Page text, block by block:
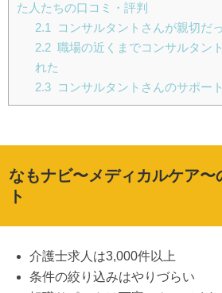
た人たちの口コミ・評判
2.1
コンサルタントさんが親切だ
2.2職場の近くまでコンサルタン
れた
2.3コンサルタントさんのサポー
なもナビ〜メディカルケア〜
ト
介護士求人は3,000件以上
条件の絞り込みはやりづらい